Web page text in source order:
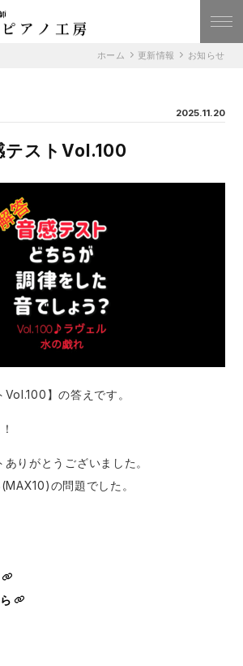
アノ工房
ホーム 更新情報 お知らせ
2025.11.20
テストVol.100
】の答えです。
りがとうございました。
の問題でした。